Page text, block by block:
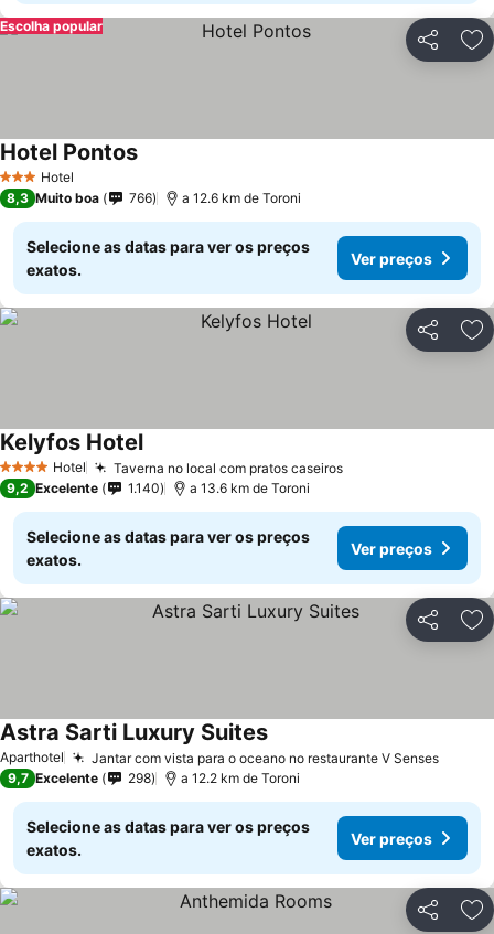
Partilhar
Escolha popular
3 EstrelasHotel
Hotel Pontos
8,3 Muito boa 766 a 12.6 km de Toroni
Selecione as datas para ver os preços
exatos.
Ver preços
Partilhar
4 EstrelasHotel Taverna no local com pratos caseiros
Kelyfos Hotel
9,2 Excelente 1.140 a 13.6 km de Toroni
Selecione as datas para ver os preços
exatos.
Ver preços
Partilhar
Aparthotel Jantar com vista para o oceano no restaurante V Senses
Astra Sarti Luxury Suites
9,7 Excelente 298 a 12.2 km de Toroni
Selecione as datas para ver os preços
exatos.
Ver preços
Partilhar